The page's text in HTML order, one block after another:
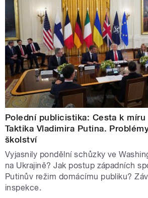
Polední publicistika: Cesta k míru
Taktika Vladimira Putina.
školství
Vyjasnily pondělní schůzky ve
na Ukrajině? Jak postup západních
Putinův režim domácímu publiku?
inspekce.